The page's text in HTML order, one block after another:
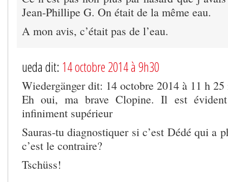
Jean-Phillipe G. On était de la même eau.
A mon avis, c’était pas de l’eau.
ueda dit: 14 octobre 2014 à 9h30
Wiedergänger dit: 14 octobre 2014 à 11 h
Eh oui, ma brave Clopine. Il est
infiniment supérieur
Sauras-tu diagnostiquer si c’est Dédé qui a
c’est le contraire?
Tschüss!